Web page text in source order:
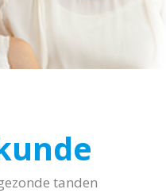
tanden